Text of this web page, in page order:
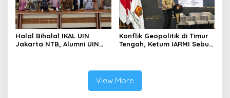
Halal Bihalal IKAL UIN
Jakarta NTB, Alumni UIN
Konflik Geopolitik di Timur
Tengah, Ketum IARMI Sebut
View More